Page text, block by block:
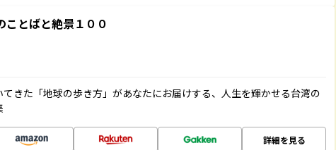
ことばと絶景１００
きた「地球の歩き方」があなたにお届けする、人生を輝かせる台湾の
詳細を見る